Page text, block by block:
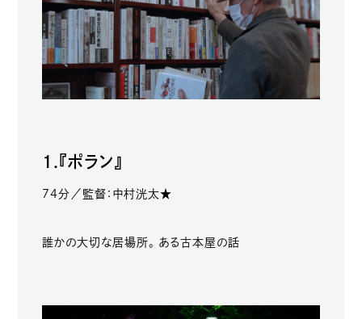
1.『ポラン』
74分／監督：中村洸太★
誰かの大切な居場所。 ある古本屋の話